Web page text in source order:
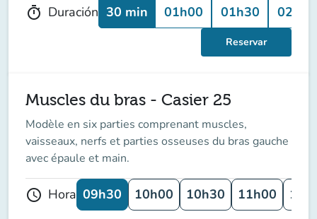
timer Duración 30 min 01h00 01h30 02h00
Reservar
Muscles du bras - Casier 25
Modèle en six parties comprenant muscles,
vaisseaux, nerfs et parties osseuses du bras gauche
avec épaule et main.
schedule Hora 09h30 10h00 10h30 11h00